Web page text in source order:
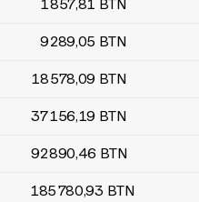
1 857,81 BTN
9 289,05 BTN
18 578,09 BTN
37 156,19 BTN
92 890,46 BTN
185 780,93 BTN